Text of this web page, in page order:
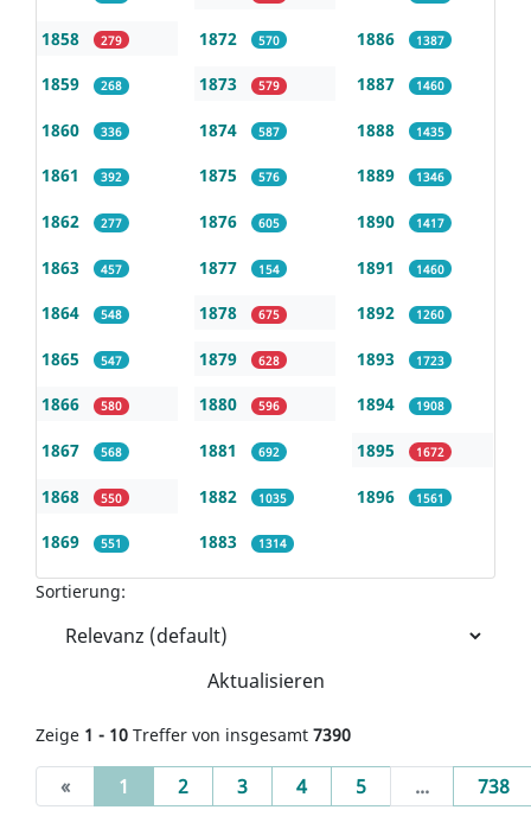
1858 279
1859 268
1860 336
1861 392
1862 277
1863 457
1864 548
1865 547
1866 580
1867 568
1868 550
1869 551
1872 570
1873 579
1874 587
1875 576
1876 605
1877 154
1878 675
1879 628
1880 596
1881 692
1882 1035
1883 1314
1886 1387
1887 1460
1888 1435
1889 1346
1890 1417
1891 1460
1892 1260
1893 1723
1894 1908
1895 1672
1896 1561
Sortierung:
Aktualisieren
Zeige 1 - 10 Treffer von insgesamt 7390
« 1 (current)
2 3 4 5 ... 738